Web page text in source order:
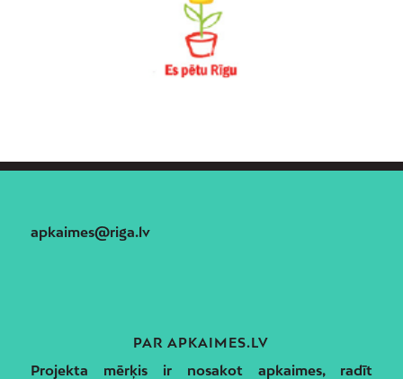
apkaimes@riga.lv
PAR APKAIMES.LV
Projekta mērķis ir nosakot apkaimes, radīt